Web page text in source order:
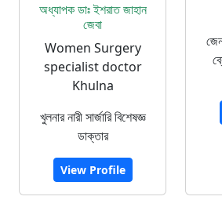
অধ্যাপক ডাঃ ইশরাত জাহান
জেবা
Women Surgery
specialist doctor
Khulna
খুলনার নারী সার্জারি বিশেষজ্ঞ
ডাক্তার
View Profile